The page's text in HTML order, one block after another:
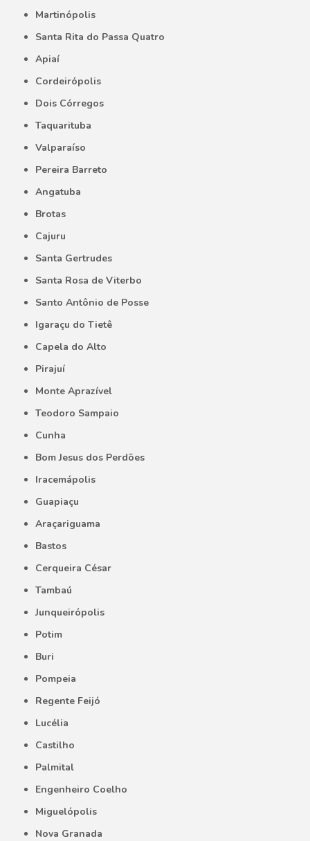
Martinópolis
Santa Rita do Passa Quatro
Apiaí
Cordeirópolis
Dois Córregos
Taquarituba
Valparaíso
Pereira Barreto
Angatuba
Brotas
Cajuru
Santa Gertrudes
Santa Rosa de Viterbo
Santo Antônio de Posse
Igaraçu do Tietê
Capela do Alto
Pirajuí
Monte Aprazível
Teodoro Sampaio
Cunha
Bom Jesus dos Perdões
Iracemápolis
Guapiaçu
Araçariguama
Bastos
Cerqueira César
Tambaú
Junqueirópolis
Potim
Buri
Pompeia
Regente Feijó
Lucélia
Castilho
Palmital
Engenheiro Coelho
Miguelópolis
Nova Granada